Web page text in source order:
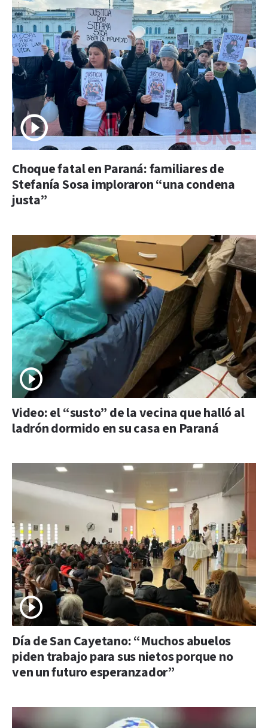
Choque fatal en Paraná: familiares de
Stefanía Sosa imploraron “una condena
justa”
Video: el “susto” de la vecina que halló al
ladrón dormido en su casa en Paraná
Día de San Cayetano: “Muchos abuelos
piden trabajo para sus nietos porque no
ven un futuro esperanzador”